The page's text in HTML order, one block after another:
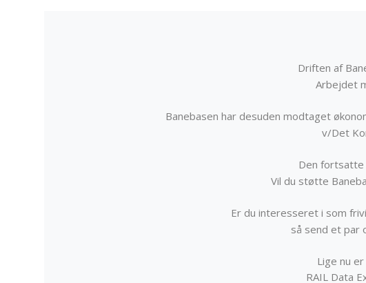
Driften af
Arbejdet
Banebasen har desuden modtaget
v/Det
Den fortsatte
Vil du støtte
Er du interesseret i som
så send et par
Lige nu
RAIL Data